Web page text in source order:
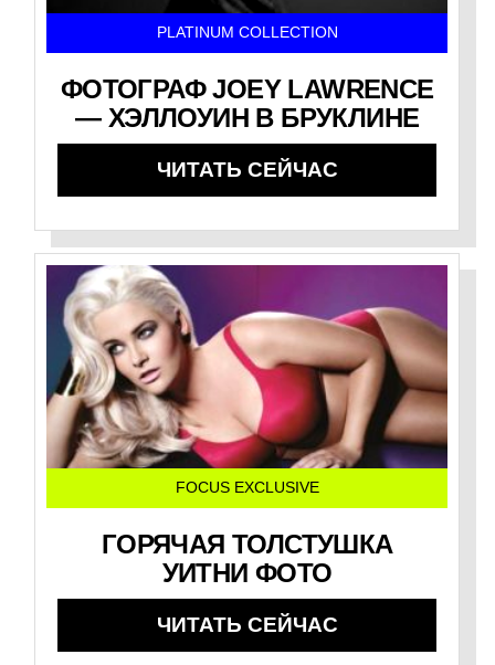
PLATINUM COLLECTION
ФОТОГРАФ JOEY LAWRENCE
— ХЭЛЛОУИН В БРУКЛИНЕ
ЧИТАТЬ СЕЙЧАС
FOCUS EXCLUSIVE
ГОРЯЧАЯ ТОЛСТУШКА
УИТНИ ФОТО
ЧИТАТЬ СЕЙЧАС